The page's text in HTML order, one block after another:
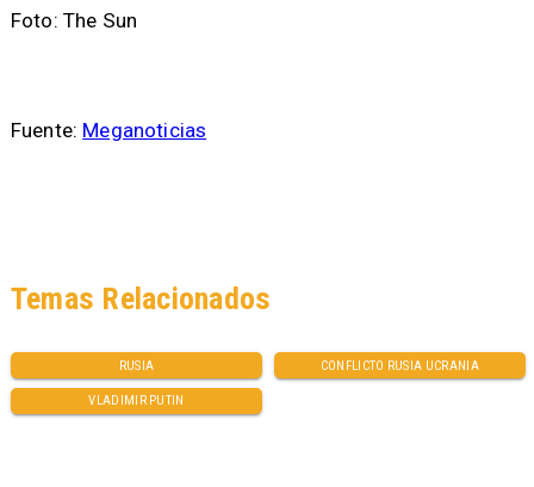
Foto: The Sun
Fuente: Meganoticias
RUSIA CONFLICTO RUSIA UCRANIA
VLADIMIR PUTIN
Temas Relacionados